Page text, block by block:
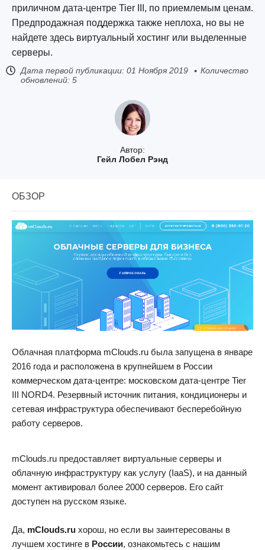
Автор:
Гейл Лобел Рэнд
приличном дата-центре Tier III, по приемлемым ценам.
Предпродажная поддержка также неплоха, но вы не
найдете здесь виртуальный хостинг или выделенные
серверы.
Дата первой публикации: 01 Ноября 2019
Количество
обновлений: 5
ОБЗОР
Облачная платформа mClouds.ru была запущена в январе
2016 года и расположена в крупнейшем в России
коммерческом дата-центре: московском дата-центре Tier
III NORD4. Резервный источник питания, кондиционеры и
сетевая инфраструктура обеспечивают бесперебойную
работу серверов.
mClouds.ru предоставляет виртуальные серверы и
облачную инфраструктуру как услугу (IaaS), и на данный
момент активировал более 2000 серверов. Его сайт
доступен на русском языке.
Да, mClouds.ru хорош, но если вы заинтересованы в
лучшем хостинге в России, ознакомьтесь с нашим